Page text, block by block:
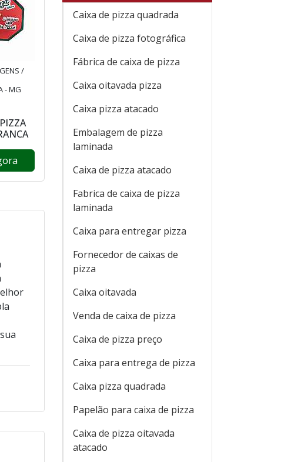
/
- MG
Caixa de pizza quadrada
Caixa de pizza fotográfica
Fábrica de caixa de pizza
Caixa oitavada pizza
Caixa pizza atacado
Embalagem de pizza
laminada
Caixa de pizza atacado
Fabrica de caixa de pizza
laminada
Caixa para entregar pizza
Fornecedor de caixas de
pizza
Caixa oitavada
Venda de caixa de pizza
Caixa de pizza preço
Caixa para entrega de pizza
Caixa pizza quadrada
Papelão para caixa de pizza
Caixa de pizza oitavada
atacado